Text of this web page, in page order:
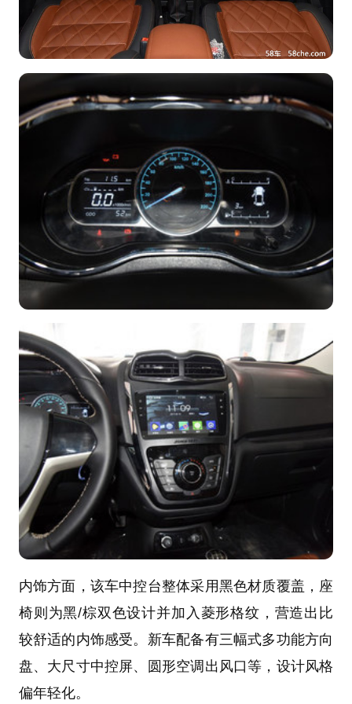
内饰方面，该车中控台整体采用黑色材质覆盖，座
椅则为黑/棕双色设计并加入菱形格纹，营造出比
较舒适的内饰感受。新车配备有三幅式多功能方向
盘、大尺寸中控屏、圆形空调出风口等，设计风格
偏年轻化。